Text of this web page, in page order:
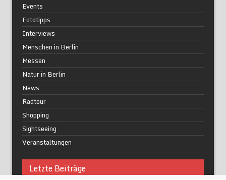
Events
Fototipps
Interviews
Menschen in Berlin
Messen
Natur in Berlin
News
Radtour
Shopping
Sightseeing
Veranstaltungen
Letzte Beiträge